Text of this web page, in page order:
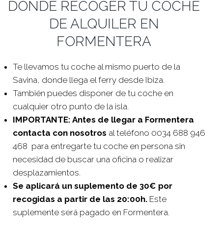
DÓNDE RECOGER TU COCHE
DE ALQUILER EN
FORMENTERA
Te llevamos tu coche al mismo puerto de la
Savina, donde llega el ferry desde Ibiza.
También puedes disponer de tu coche en
cualquier otro punto de la isla.
IMPORTANTE: Antes de llegar a Formentera
contacta con nosotros al teléfono 0034 688 946
468 para entregarte tu coche en persona sin
necesidad de buscar una oficina o realizar
desplazamientos.
Se aplicará un suplemento de 30€ por
recogidas a partir de las 20:00h.Este
suplemente será pagado en Formentera.